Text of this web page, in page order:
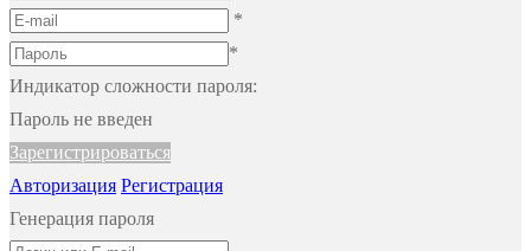
*
*
Индикатор сложности пароля:
Пароль не введен
Зарегистрироваться
Авторизация Регистрация
Генерация пароля